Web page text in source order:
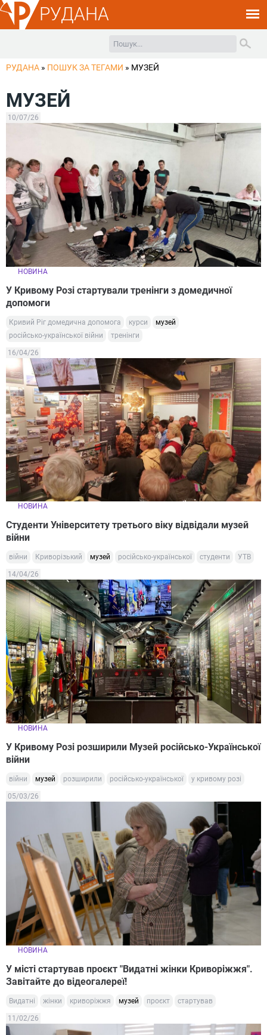
РУДАНА
РУДАНА » ПОШУК ЗА ТЕГАМИ » МУЗЕЙ
МУЗЕЙ
10/07/26
НОВИНА
У Кривому Розі стартували тренінги з домедичної
допомоги
Кривий Ріг домедична допомога курси
музей
російсько-української війни
тренінги
16/04/26
НОВИНА
Студенти Університету третього віку відвідали музей
війни
війни Криворізький музей російсько-української студенти УТВ
14/04/26
НОВИНА
У Кривому Розі розширили Музей російсько-Української
війни
війни музей розширили російсько-української у кривому розі
05/03/26
НОВИНА
У місті стартував проєкт "Видатні жінки Криворіжжя".
Завітайте до відеогалереї!
Видатні жінки криворіжжя музей проєкт стартував
11/02/26